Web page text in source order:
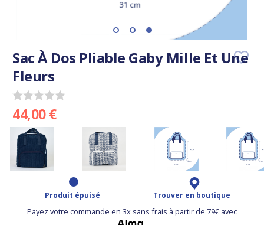
Sac À Dos Pliable Gaby Mille Et Une
Fleurs
44,00 €
Produit épuisé Trouver en boutique
Payez votre commande en 3x sans frais à partir de 79€ avec